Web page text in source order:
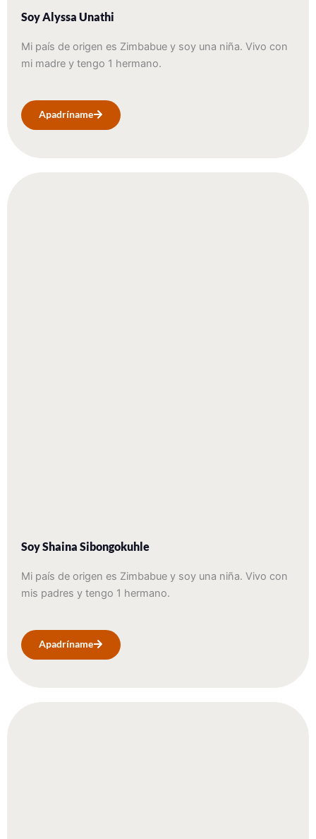
Soy Alyssa Unathi
Mi país de origen es Zimbabue y soy una niña. Vivo con
mi madre y tengo 1 hermano.
Apadríname
Soy Shaina Sibongokuhle
Mi país de origen es Zimbabue y soy una niña. Vivo con
mis padres y tengo 1 hermano.
Apadríname